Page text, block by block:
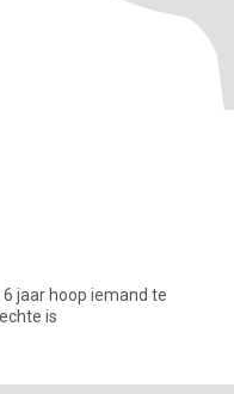
jaar hoop iemand te
is